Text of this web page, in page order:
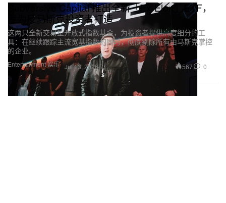
Entertainment 娱乐
Subversive Capital 推出全新「Ex‑Elon」ETF，
专为反马斯克投资者打造
这两只全新交易型开放式指数基金，为投资者提供高度细分的工
具：在继续跟踪主流宽基指数的同时，彻底剔除所有由马斯克掌控
的企业。
Jul 13, 2026 567 0